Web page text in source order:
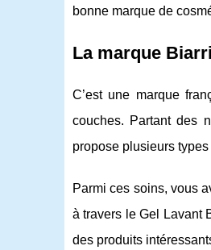
bonne marque de
La marque
C’est une marque
couches. Partant des
propose plusieurs
Parmi ces soins, vous
à travers le Gel Lavant
des produits